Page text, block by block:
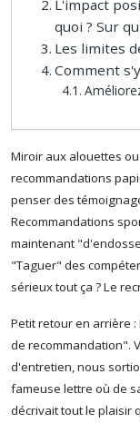
L'impact
quoi ? Sur
Les limites
Comment
Miroir aux alouettes
recommandations
penser des
Recommandations
maintenant
"Taguer" des
sérieux tout ça ? Le
Petit retour en arrière
de recommandation".
d'entretien, nous
fameuse lettre où de
décrivait tout le plaisir